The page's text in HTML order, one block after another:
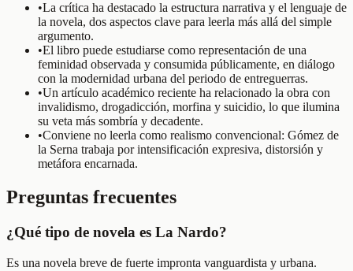
•La crítica ha destacado la estructura narrativa y el lenguaje de
la novela, dos aspectos clave para leerla más allá del simple
argumento.
•El libro puede estudiarse como representación de una
feminidad observada y consumida públicamente, en diálogo
con la modernidad urbana del periodo de entreguerras.
•Un artículo académico reciente ha relacionado la obra con
invalidismo, drogadicción, morfina y suicidio, lo que ilumina
su veta más sombría y decadente.
•Conviene no leerla como realismo convencional: Gómez de
la Serna trabaja por intensificación expresiva, distorsión y
metáfora encarnada.
Preguntas frecuentes
¿Qué tipo de novela es La Nardo?
Es una novela breve de fuerte impronta vanguardista y urbana.